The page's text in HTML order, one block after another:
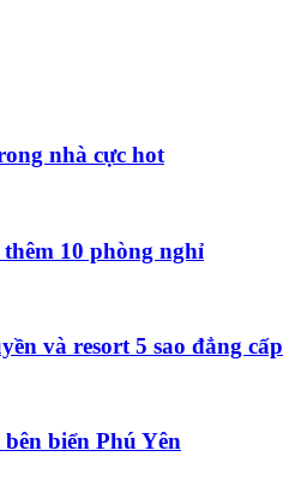
nhà cực hot
10 phòng nghỉ
và resort 5 sao đẳng cấp
biển Phú Yên